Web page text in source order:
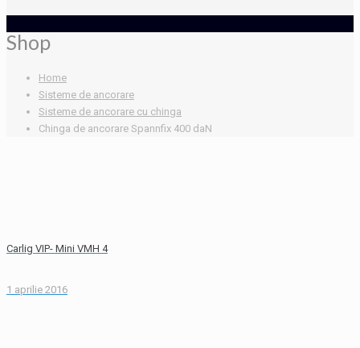
Shop
Home
Sisteme de ancorare
Sisteme de ancorare cu chinga
Chinga de ancorare Spannfix 400 daN
Carlig VIP- Mini VMH 4
1 aprilie 2016